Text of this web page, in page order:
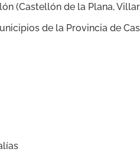
(Castellón de la Plana,
de la Provincia de